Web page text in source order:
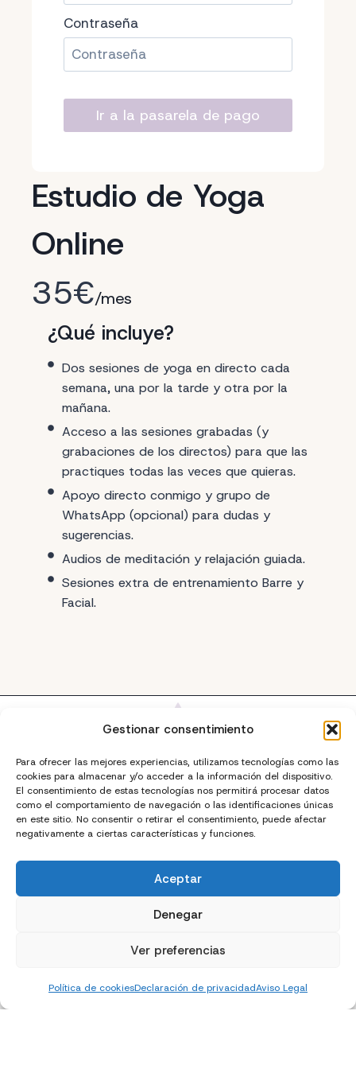
Gestionar consentimiento
Para ofrecer las mejores experiencias, utilizamos tecnologías como las
cookies para almacenar y/o acceder a la información del dispositivo.
El consentimiento de estas tecnologías nos permitirá procesar datos
como el comportamiento de navegación o las identificaciones únicas
en este sitio. No consentir o retirar el consentimiento, puede afectar
negativamente a ciertas características y funciones.
Aceptar
Denegar
Ver preferencias
Política de cookiesDeclaración de privacidadAviso Legal
Estudio de Yoga
Online
35€/mes
¿Qué incluye?
Dos sesiones de yoga en directo cada
semana, una por la tarde y otra por la
mañana.
Acceso a las sesiones grabadas (y
grabaciones de los directos) para que las
practiques todas las veces que quieras.
Apoyo directo conmigo y grupo de
WhatsApp (opcional) para dudas y
sugerencias.
Audios de meditación y relajación guiada.
Sesiones extra de entrenamiento Barre y
Facial.
Contraseña
Inicio Laia Nutrición Cocina Recetas
Yoga Contacto